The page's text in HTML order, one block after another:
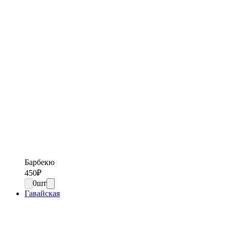
Барбекю
450₽
0шт
Гавайская